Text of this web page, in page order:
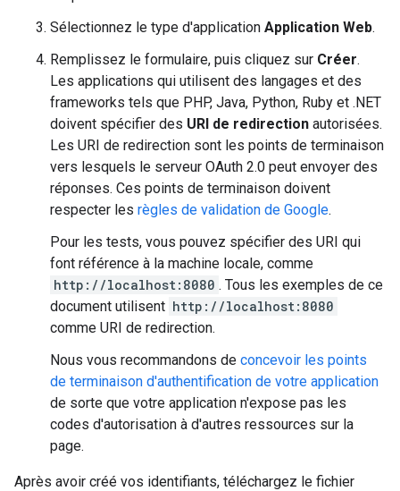
Sélectionnez le type d'application Application Web.
Remplissez le formulaire, puis cliquez sur Créer.
Les applications qui utilisent des langages et des
frameworks tels que PHP, Java, Python, Ruby et .NET
doivent spécifier des URI de redirection autorisées.
Les URI de redirection sont les points de terminaison
vers lesquels le serveur OAuth 2.0 peut envoyer des
réponses. Ces points de terminaison doivent
respecter les règles de validation de Google.
Pour les tests, vous pouvez spécifier des URI qui
font référence à la machine locale, comme
http://localhost:8080 . Tous les exemples de ce
document utilisent http://localhost:8080
comme URI de redirection.
Nous vous recommandons de concevoir les points
de terminaison d'authentification de votre application
de sorte que votre application n'expose pas les
codes d'autorisation à d'autres ressources sur la
page.
Après avoir créé vos identifiants, téléchargez le fichier